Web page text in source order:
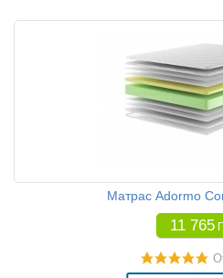
Матрас Adormo
11 765